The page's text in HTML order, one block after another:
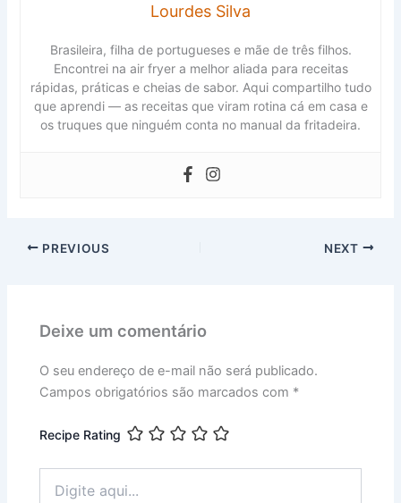
Lourdes Silva
Brasileira, filha de portugueses e mãe de três filhos.
Encontrei na air fryer a melhor aliada para receitas
rápidas, práticas e cheias de sabor. Aqui compartilho tudo
que aprendi — as receitas que viram rotina cá em casa e
os truques que ninguém conta no manual da fritadeira.
PREVIOUS NEXT
Deixe um comentário
O seu endereço de e-mail não será publicado.
Campos obrigatórios são marcados com *
Recipe Rating
aqui...